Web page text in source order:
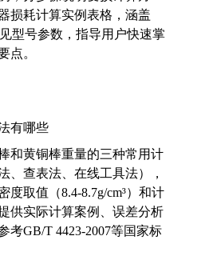
损耗计算实例表格，涵盖
型号参数，指导用户快速掌
点。
有哪些
和黄铜棒重量的三种常用计
、查表法、在线工具法），
度取值（8.4-8.7g/cm³）和计
供实际计算案例、误差分析
考GB/T 4423-2007等国家标